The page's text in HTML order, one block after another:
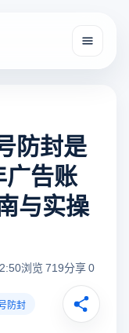
防封是
告账
与实操
浏览 719分享 0
防封